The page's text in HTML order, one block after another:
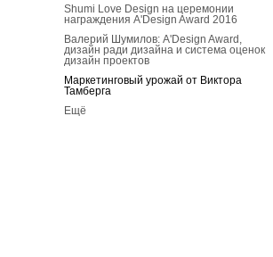
Shumi Love Design на церемонии
награждения A'Design Award 2016
Валерий Шумилов: A'Design Award,
дизайн ради дизайна и система оценок
дизайн проектов
Маркетинговый урожай от Виктора
Тамберга
Ещё